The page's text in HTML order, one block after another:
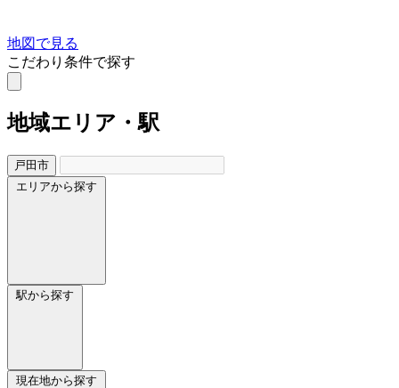
地図で見る
こだわり条件で探す
地域エリア・駅
戸田市
エリアから探す
駅から探す
現在地から探す